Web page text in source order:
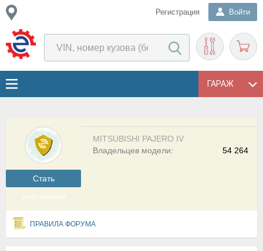
Регистрация Войти
ГАРАЖ
Cтать
участником
MITSUBISHI PAJERO IV
54 264
Владельцев модели:
ПРАВИЛА ФОРУМА